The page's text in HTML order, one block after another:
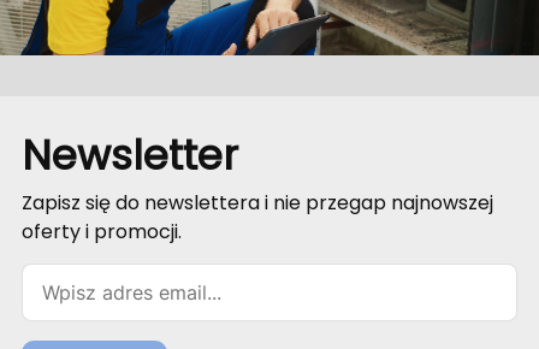
Newsletter
Zapisz się do newslettera i nie przegap najnowszej
oferty i promocji.
Email